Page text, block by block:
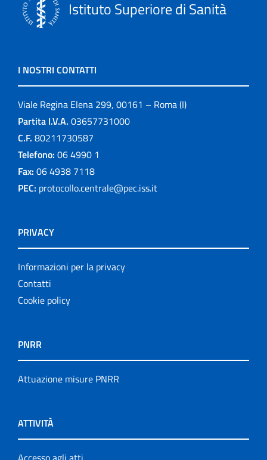
Istituto Superiore di Sanità
I NOSTRI CONTATTI
Viale Regina Elena 299, 00161 – Roma (I)
Partita I.V.A. 03657731000
C.F. 80211730587
Telefono: 06 4990 1
Fax: 06 4938 7118
PEC: protocollo.centrale@pec.iss.it
PRIVACY
Informazioni per la privacy
Contatti
Cookie policy
PNRR
Attuazione misure PNRR
ATTIVITÀ